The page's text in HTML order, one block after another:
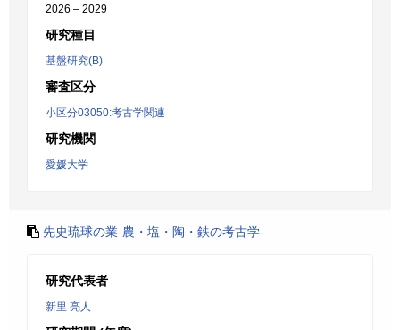
2026 – 2029
研究種目
基盤研究(B)
審査区分
小区分03050:考古学関連
研究機関
愛媛大学
先史琉球の業-農・塩・陶・鉄の考古学-
研究代表者
新里 亮人